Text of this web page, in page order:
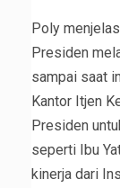
Poly
Presiden
sampai saat
Kantor Itjen
Presiden
seperti Ibu
kinerja dari